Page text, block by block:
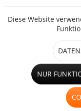
VERSANDOPTION :
Zwischensumme:
Diese Website
NUR